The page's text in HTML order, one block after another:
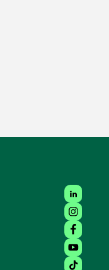
fenêtre)
fenêtre)
une nouvelle
Tiktok